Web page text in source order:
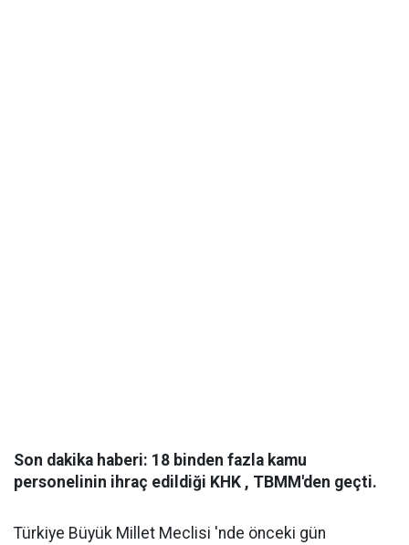
Son dakika haberi: 18 binden fazla kamu
personelinin ihraç edildiği KHK , TBMM'den geçti.
Türkiye Büyük Millet Meclisi 'nde önceki gün